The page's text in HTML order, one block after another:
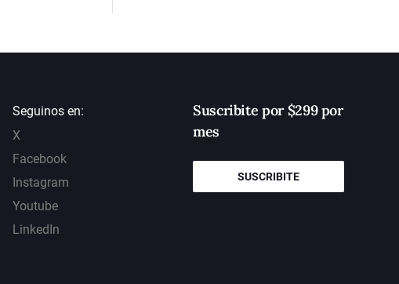
Seguinos en:
X
Facebook
Instagram
Youtube
LinkedIn
Suscribite por $299 por
mes
SUSCRIBITE